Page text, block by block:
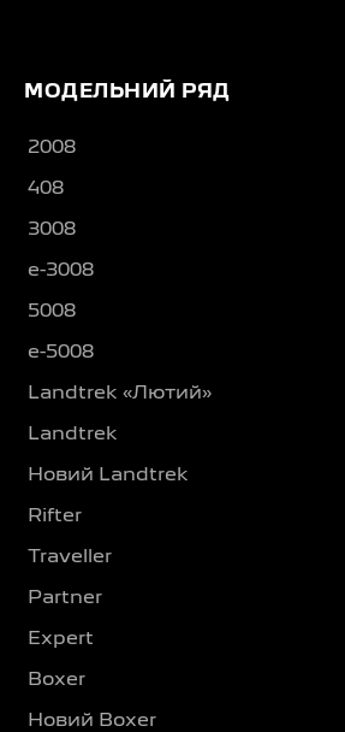
МОДЕЛЬНИЙ РЯД
2008
408
3008
e-3008
5008
e-5008
Landtrek «Лютий»
Landtrek
Новий Landtrek
Rifter
Traveller
Partner
Expert
Boxer
Новий Boxer